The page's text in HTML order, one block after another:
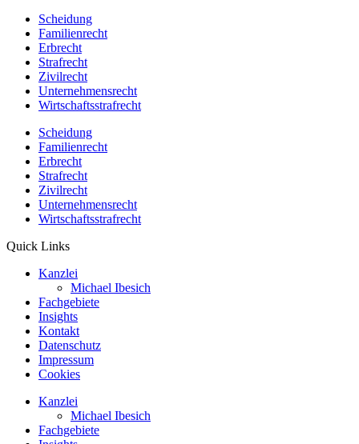
Scheidung
Familienrecht
Erbrecht
Strafrecht
Zivilrecht
Unternehmensrecht
Wirtschaftsstrafrecht
Scheidung
Familienrecht
Erbrecht
Strafrecht
Zivilrecht
Unternehmensrecht
Wirtschaftsstrafrecht
Quick Links
Kanzlei
Michael Ibesich
Fachgebiete
Insights
Kontakt
Datenschutz
Impressum
Cookies
Kanzlei
Michael Ibesich
Fachgebiete